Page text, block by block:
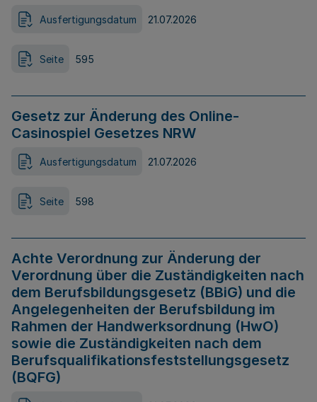
Ausfertigungsdatum 21.07.2026
Seite 595
Gesetz zur Änderung des Online-
Casinospiel Gesetzes NRW
Ausfertigungsdatum 21.07.2026
Seite 598
Achte Verordnung zur Änderung der
Verordnung über die Zuständigkeiten nach
dem Berufsbildungsgesetz (BBiG) und die
Angelegenheiten der Berufsbildung im
Rahmen der Handwerksordnung (HwO)
sowie die Zuständigkeiten nach dem
Berufsqualifikationsfeststellungsgesetz
(BQFG)